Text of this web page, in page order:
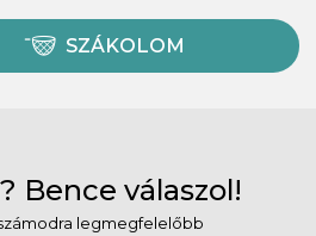
SZÁKOLOM
Bence válaszol!
legmegfelelőbb